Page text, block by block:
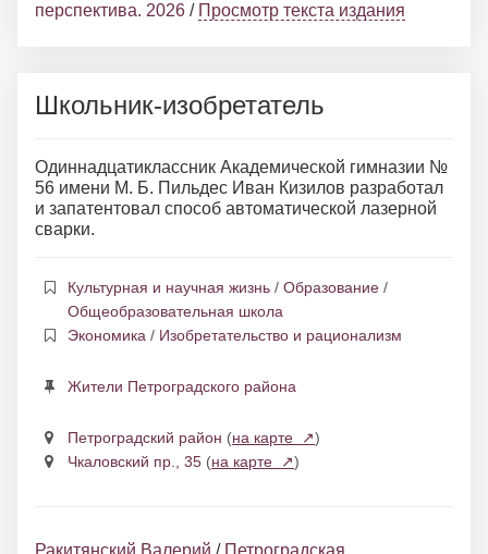
перспектива. 2026 / Просмотр текста издания
Школьник-изобретатель
Одиннадцатиклассник Академической гимназии №
56 имени М. Б. Пильдес Иван Кизилов разработал
и запатентовал способ автоматической лазерной
сварки.
Культурная и научная жизнь / Образование /
Общеобразовательная школа
Экономика / Изобретательство и рационализм
Жители Петроградского района
Петроградский район (на карте ↗)
Чкаловский пр., 35 (на карте ↗)
Ракитянский Валерий / Петроградская